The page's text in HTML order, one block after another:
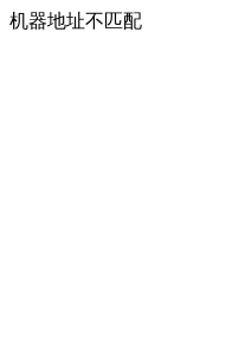
机器地址不匹配